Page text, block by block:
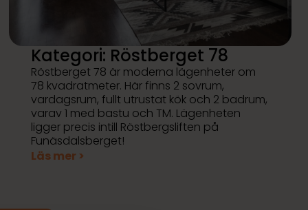
Kategori: Röstberget 78
Röstberget 78 är moderna lägenheter om
78 kvadratmeter. Här finns 2 sovrum,
vardagsrum, fullt utrustat kök och 2 badrum,
varav 1 med bastu och TM. Lägenheten
ligger precis intill Röstbergsliften på
Funäsdalsberget!
Läs mer >